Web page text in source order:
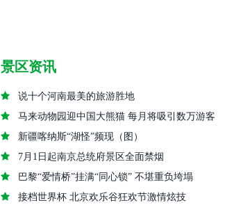
景区资讯
说十个河南最美的旅游胜地
马来动物园迎中国大熊猫 每月将吸引数万游客
新疆喀纳斯“湖怪”频现（图）
7月1日起南京总统府景区全面禁烟
巴黎“爱情桥”挂满“同心锁” 不堪重负垮塌
接档世界杯 北京欢乐谷狂欢节激情炫技